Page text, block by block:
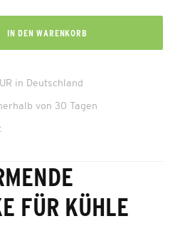
IN DEN WARENKORB
in Deutschland
von 30 Tagen
FÜR KÜHLE